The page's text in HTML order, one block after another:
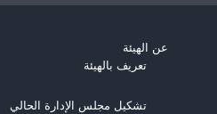
عن الهيئة
تعريف بالهيئة
تشكيل مجلس الإدارة الحالي